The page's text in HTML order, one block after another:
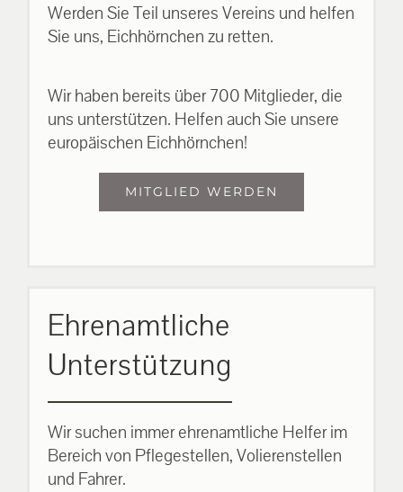
Werden Sie Teil unseres Vereins und helfen
Sie uns, Eichhörnchen zu retten.
Wir haben bereits über 700 Mitglieder, die
uns unterstützen. Helfen auch Sie unsere
europäischen Eichhörnchen!
MITGLIED WERDEN
Ehrenamtliche
Unterstützung
Wir suchen immer ehrenamtliche Helfer im
Bereich von Pflegestellen, Volierenstellen
und Fahrer.